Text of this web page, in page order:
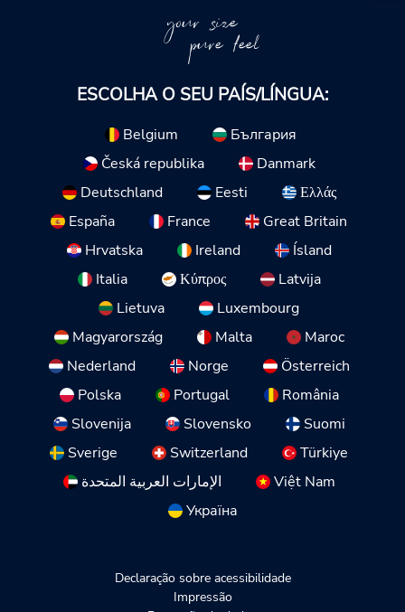
your size
pure feel
ESCOLHA O SEU PAÍS/LÍNGUA:
Belgium
България
Česká republika
Danmark
Deutschland
Eesti
Ελλάς
España
France
Great Britain
Hrvatska
Ireland
Ísland
Italia
Κύπρος
Latvija
Lietuva
Luxembourg
Magyarország
Malta
Maroc
Nederland
Norge
Österreich
Polska
Portugal
România
Slovenija
Slovensko
Suomi
Sverige
Switzerland
Türkiye
الإمارات العربية المتحدة
Việt Nam
Україна
Declaração sobre acessibilidade
Impressão